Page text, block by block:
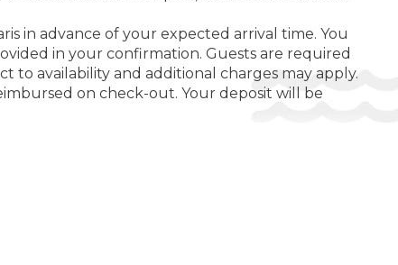
in advance of your expected arrival time. You
in your confirmation. Guests are required
to availability and additional charges may apply.
on check-out. Your deposit will be